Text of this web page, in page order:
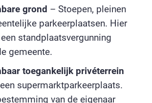
grond – Stoepen, pleinen
parkeerplaatsen. Hier
standplaatsvergunning
gemeente.
toegankelijk privéterrein
supermarktparkeerplaats.
van de eigenaar